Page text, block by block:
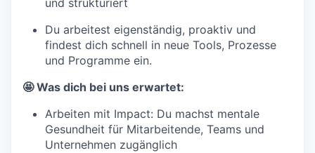
und strukturiert
Du arbeitest eigenständig, proaktiv und
findest dich schnell in neue Tools, Prozesse
und Programme ein.
🤩 Was dich bei uns erwartet:
Arbeiten mit Impact: Du machst mentale
Gesundheit für Mitarbeitende, Teams und
Unternehmen zugänglich